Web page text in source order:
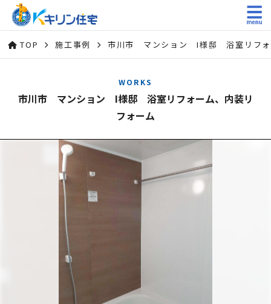
TOP 施工事例 市川市 マンション I様邸 浴室リフォ
WORKS
市川市 マンション I様邸 浴室リフォーム、内装リ
フォーム